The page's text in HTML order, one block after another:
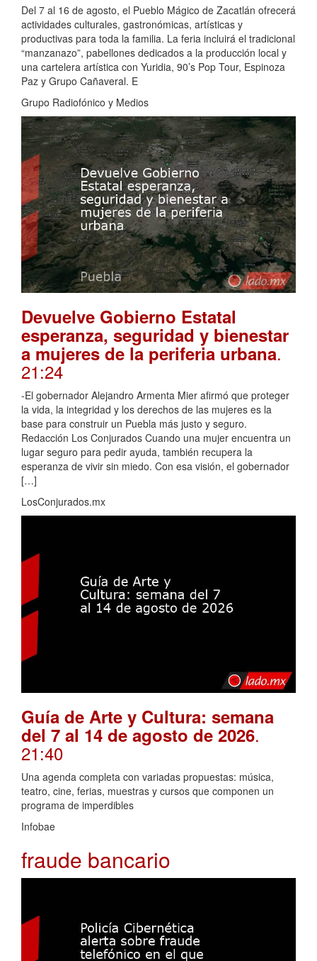
Del 7 al 16 de agosto, el Pueblo Mágico de Zacatlán ofrecerá
actividades culturales, gastronómicas, artísticas y
productivas para toda la familia. La feria incluirá el tradicional
“manzanazo”, pabellones dedicados a la producción local y
una cartelera artística con Yuridia, 90’s Pop Tour, Espinoza
Paz y Grupo Cañaveral. E
Grupo Radiofónico y Medios
Devuelve Gobierno Estatal
esperanza, seguridad y bienestar
a mujeres de la periferia urbana.
21:24
-El gobernador Alejandro Armenta Mier afirmó que proteger
la vida, la integridad y los derechos de las mujeres es la
base para construir un Puebla más justo y seguro.
Redacción Los Conjurados Cuando una mujer encuentra un
lugar seguro para pedir ayuda, también recupera la
esperanza de vivir sin miedo. Con esa visión, el gobernador
[…]
LosConjurados.mx
Guía de Arte y Cultura: semana
del 7 al 14 de agosto de 2026.
21:40
Una agenda completa con variadas propuestas: música,
teatro, cine, ferias, muestras y cursos que componen un
programa de imperdibles
Infobae
fraude bancario